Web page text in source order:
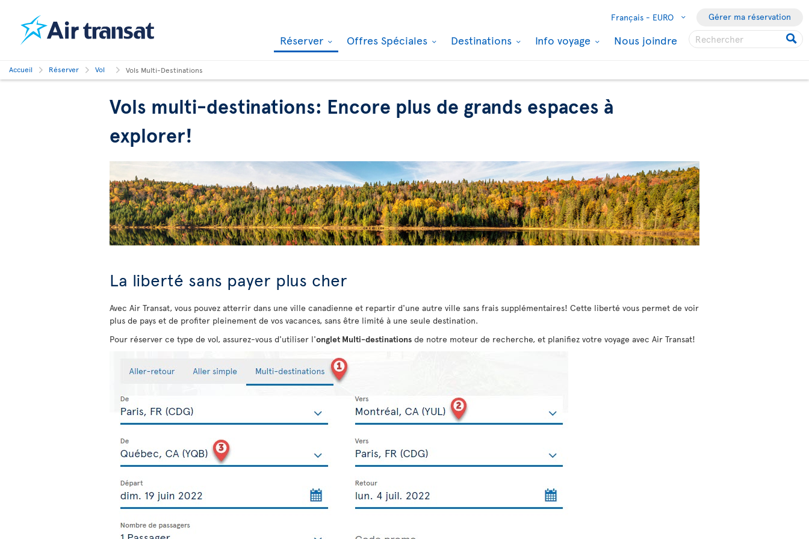
Français - EURO Gérer ma réservation
Réserver Offres Spéciales Destinations Info voyage Nous joindre
Accueil Réserver Vol Vols Multi-Destinations
Vols multi-destinations: Encore plus de grands espaces à
explorer!
La liberté sans payer plus cher
Avec Air Transat, vous pouvez atterrir dans une ville canadienne et repartir d'une autre ville sans frais supplémentaires! Cette liberté vous permet de voir
plus de pays et de profiter pleinement de vos vacances, sans être limité à une seule destination.
Pour réserver ce type de vol, assurez-vous d'utiliser l'onglet Multi-destinations de notre moteur de recherche, et planifiez votre voyage avec Air Transat!